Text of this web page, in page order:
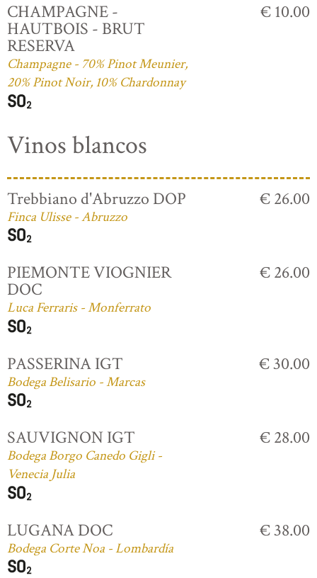
CHAMPAGNE -
HAUTBOIS - BRUT
RESERVA
Champagne - 70% Pinot Meunier,
20% Pinot Noir, 10% Chardonnay
€ 10.00
Vinos blancos
Trebbiano d'Abruzzo DOP
Finca Ulisse - Abruzzo
€ 26.00
PIEMONTE VIOGNIER
DOC
Luca Ferraris - Monferrato
€ 26.00
PASSERINA IGT
Bodega Belisario - Marcas
€ 30.00
SAUVIGNON IGT
Bodega Borgo Canedo Gigli -
Venecia Julia
€ 28.00
LUGANA DOC
Bodega Corte Noa - Lombardía
€ 38.00